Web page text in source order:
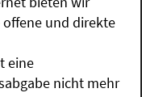
und direkte
eine
nicht mehr